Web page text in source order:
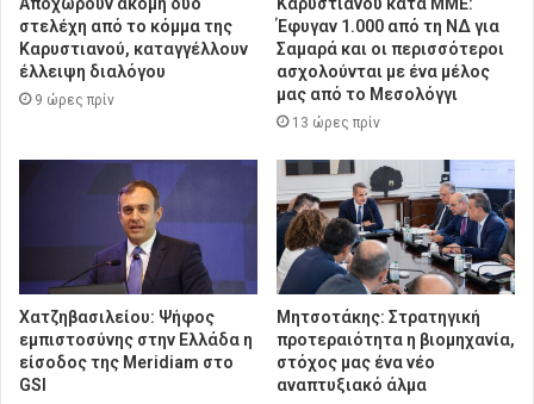
Αποχωρούν ακόμη δύο
στελέχη από το κόμμα της
Καρυστιανού, καταγγέλλουν
έλλειψη διαλόγου
9 ώρες πρίν
Καρυστιανού κατά ΜΜΕ:
Έφυγαν 1.000 από τη ΝΔ για
Σαμαρά και οι περισσότεροι
ασχολούνται με ένα μέλος
μας από το Μεσολόγγι
13 ώρες πρίν
Χατζηβασιλείου: Ψήφος
εμπιστοσύνης στην Ελλάδα η
είσοδος της Meridiam στο
GSI
Μητσοτάκης: Στρατηγική
προτεραιότητα η βιομηχανία,
στόχος μας ένα νέο
αναπτυξιακό άλμα